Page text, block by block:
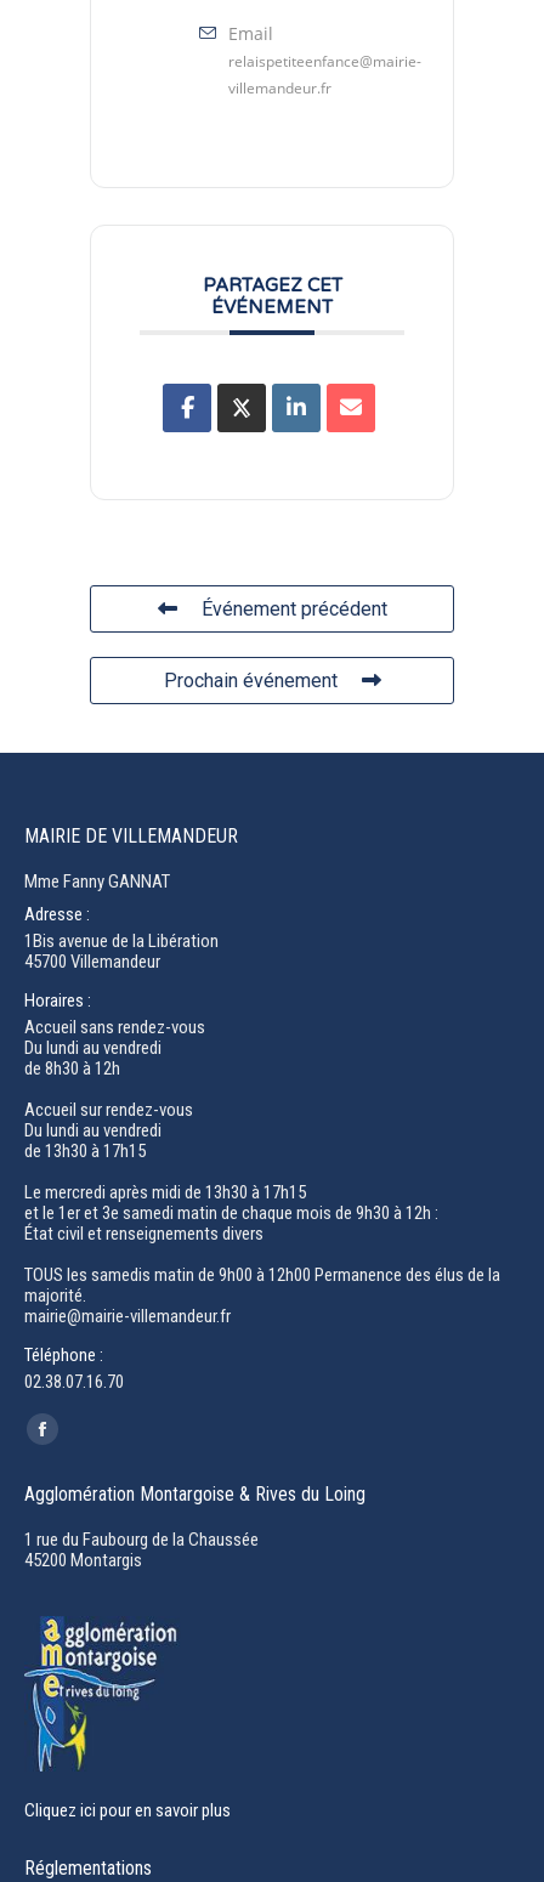
Email
relaispetiteenfance@mairie-
villemandeur.fr
PARTAGEZ CET
ÉVÉNEMENT
Événement précédent
Prochain événement
MAIRIE DE VILLEMANDEUR
Mme Fanny GANNAT
Adresse :
1Bis avenue de la Libération
45700 Villemandeur
Horaires :
Accueil sans rendez-vous
Du lundi au vendredi
de 8h30 à 12h
Accueil sur rendez-vous
Du lundi au vendredi
de 13h30 à 17h15
Le mercredi après midi de 13h30 à 17h15
et le 1er et 3e samedi matin de chaque mois de 9h30 à 12h :
État civil et renseignements divers
TOUS les samedis matin de 9h00 à 12h00 Permanence des élus de la
majorité.
mairie@mairie-villemandeur.fr
Téléphone :
02.38.07.16.70
Trouvez nous sur :
Facebook
opens
in
new
Agglomération Montargoise & Rives du Loing
1 rue du Faubourg de la Chaussée
45200 Montargis
Cliquez ici pour en savoir plus
Réglementations